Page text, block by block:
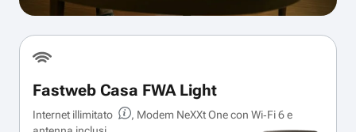
Fastweb Casa FWA Light
Internet illimitato
, Modem NeXXt One con Wi‑Fi 6 e